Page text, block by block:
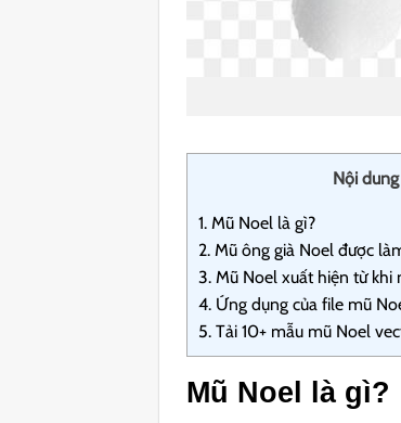
Nội dung
1. Mũ Noel là gì?
2. Mũ ông già Noel được
3. Mũ Noel xuất hiện từ khi
4. Ứng dụng của file mũ
5. Tải 10+ mẫu mũ Noel
Mũ Noel là gì?